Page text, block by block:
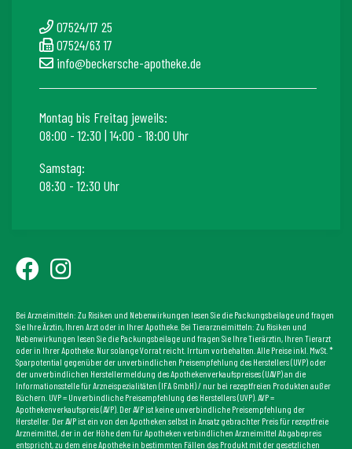
07524/17 25
07524/63 17
info@beckersche-apotheke.de
Montag bis Freitag jeweils:
08:00 - 12:30 | 14:00 - 18:00 Uhr
Samstag:
08:30 - 12:30 Uhr
Bei Arzneimitteln: Zu Risiken und Nebenwirkungen lesen Sie die Packungsbeilage und fragen
Sie Ihre Ärztin, Ihren Arzt oder in Ihrer Apotheke. Bei Tierarzneimitteln: Zu Risiken und
Nebenwirkungen lesen Sie die Packungsbeilage und fragen Sie Ihre Tierärztin, Ihren Tierarzt
oder in Ihrer Apotheke. Nur solange Vorrat reicht. Irrtum vorbehalten. Alle Preise inkl. MwSt. *
Sparpotential gegenüber der unverbindlichen Preisempfehlung des Herstellers (UVP) oder
der unverbindlichen Herstellermeldung des Apothekenverkaufspreises (UAVP) an die
Informationsstelle für Arzneispezialitäten (IFA GmbH) / nur bei rezeptfreien Produkten außer
Büchern. UVP = Unverbindliche Preisempfehlung des Herstellers (UVP). AVP =
Apothekenverkaufspreis (AVP). Der AVP ist keine unverbindliche Preisempfehlung der
Hersteller. Der AVP ist ein von den Apotheken selbst in Ansatz gebrachter Preis für rezeptfreie
Arzneimittel, der in der Höhe dem für Apotheken verbindlichen Arzneimittel Abgabepreis
entspricht, zu dem eine Apotheke in bestimmten Fällen das Produkt mit der gesetzlichen